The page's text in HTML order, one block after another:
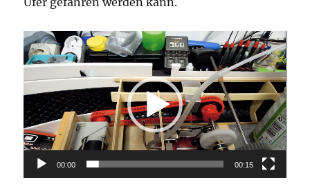
Video-
Player
00:00 00:15